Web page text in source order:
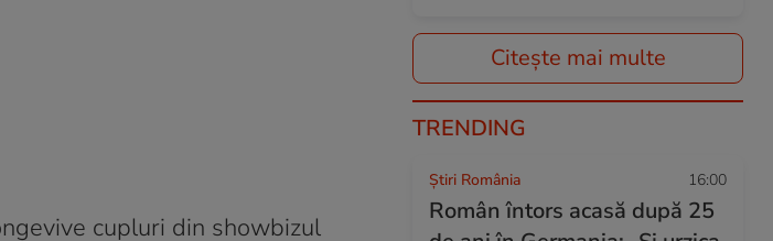
cupluri din showbizul
Citește mai multe
TRENDING
Știri România 16:00
Român întors acasă după 25